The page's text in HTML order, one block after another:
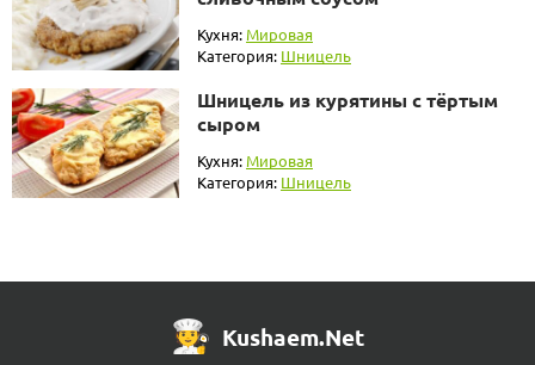
Кухня: Мировая
Категория: Шницель
Шницель из курятины с тёртым
сыром
Кухня:Мировая
Категория: Шницель
Kushaem.Net